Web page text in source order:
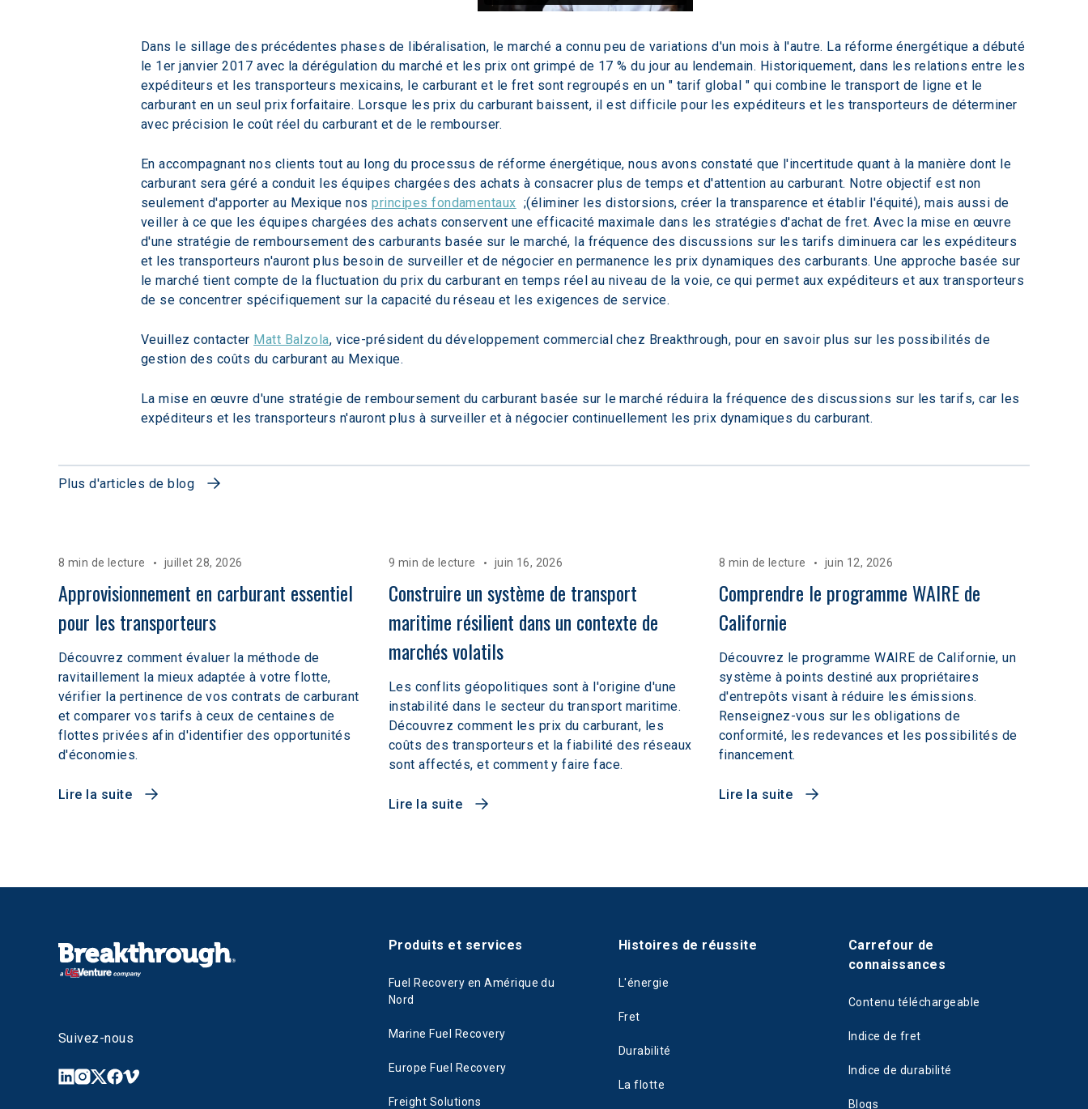
Dans le sillage des précédentes phases de libéralisation, le marché a connu peu de variations d'un mois à l'autre. La réforme énergétique a débuté
le 1er janvier 2017 avec la dérégulation du marché et les prix ont grimpé de 17 % du jour au lendemain. Historiquement, dans les relations entre les
expéditeurs et les transporteurs mexicains, le carburant et le fret sont regroupés en un " tarif global " qui combine le transport de ligne et le
carburant en un seul prix forfaitaire. Lorsque les prix du carburant baissent, il est difficile pour les expéditeurs et les transporteurs de déterminer
avec précision le coût réel du carburant et de le rembourser.
En accompagnant nos clients tout au long du processus de réforme énergétique, nous avons constaté que l'incertitude quant à la manière dont le
carburant sera géré a conduit les équipes chargées des achats à consacrer plus de temps et d'attention au carburant. Notre objectif est non
seulement d'apporter au Mexique nos principes fondamentaux ;(éliminer les distorsions, créer la transparence et établir l'équité), mais aussi de
veiller à ce que les équipes chargées des achats conservent une efficacité maximale dans les stratégies d'achat de fret. Avec la mise en œuvre
d'une stratégie de remboursement des carburants basée sur le marché, la fréquence des discussions sur les tarifs diminuera car les expéditeurs
et les transporteurs n'auront plus besoin de surveiller et de négocier en permanence les prix dynamiques des carburants. Une approche basée sur
le marché tient compte de la fluctuation du prix du carburant en temps réel au niveau de la voie, ce qui permet aux expéditeurs et aux transporteurs
de se concentrer spécifiquement sur la capacité du réseau et les exigences de service.
Veuillez contacter Matt Balzola, vice-président du développement commercial chez Breakthrough, pour en savoir plus sur les possibilités de
gestion des coûts du carburant au Mexique.
La mise en œuvre d'une stratégie de remboursement du carburant basée sur le marché réduira la fréquence des discussions sur les tarifs, car les
expéditeurs et les transporteurs n'auront plus à surveiller et à négocier continuellement les prix dynamiques du carburant.
Plus d'articles de blog
8 min de lecture juillet 28, 2026
Approvisionnement en carburant essentiel
pour les transporteurs
Découvrez comment évaluer la méthode de
ravitaillement la mieux adaptée à votre flotte,
vérifier la pertinence de vos contrats de carburant
et comparer vos tarifs à ceux de centaines de
flottes privées afin d'identifier des opportunités
d'économies.
Lire la suite
9 min de lecture juin 16, 2026
Construire un système de transport
maritime résilient dans un contexte de
marchés volatils
Les conflits géopolitiques sont à l'origine d'une
instabilité dans le secteur du transport maritime.
Découvrez comment les prix du carburant, les
coûts des transporteurs et la fiabilité des réseaux
sont affectés, et comment y faire face.
Lire la suite
8 min de lecture juin 12, 2026
Comprendre le programme WAIRE de
Californie
Découvrez le programme WAIRE de Californie, un
système à points destiné aux propriétaires
d'entrepôts visant à réduire les émissions.
Renseignez-vous sur les obligations de
conformité, les redevances et les possibilités de
financement.
Lire la suite
Suivez-nous
Produits et services
Fuel Recovery en Amérique du
Nord
Marine Fuel Recovery
Europe Fuel Recovery
Freight Solutions
Histoires de réussite
L'énergie
Fret
Durabilité
La flotte
Carrefour de
connaissances
Contenu téléchargeable
Indice de fret
Indice de durabilité
Blogs